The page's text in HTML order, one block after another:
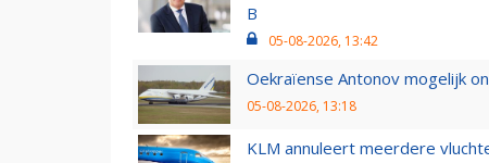
B
05-08-2026, 13:42
Oekraïense Antonov mogelijk
05-08-2026, 13:18
KLM annuleert meerdere